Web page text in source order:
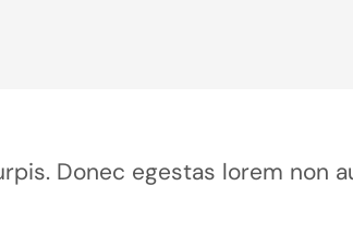
Donec egestas lorem non